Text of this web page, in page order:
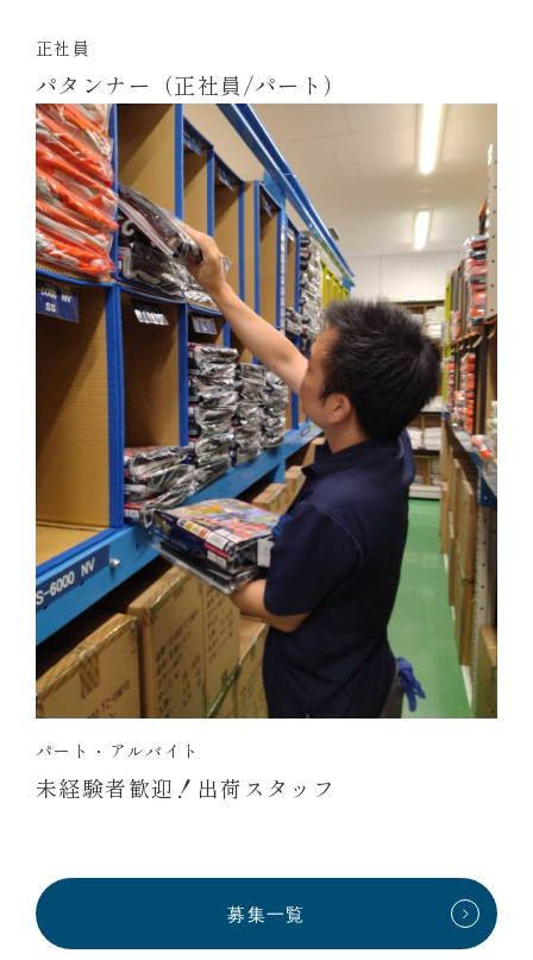
正社員
パタンナー（正社員/パート）
パート・アルバイト
未経験者歓迎！出荷スタッフ
募集一覧